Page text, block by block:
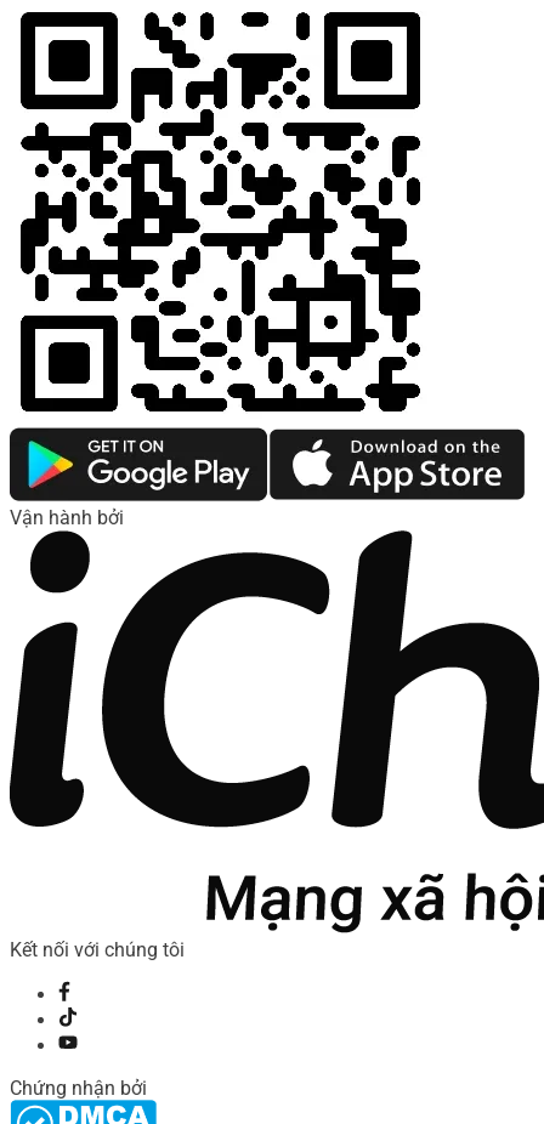
Vận hành bởi
Kết nối với chúng tôi
Chứng nhận bởi